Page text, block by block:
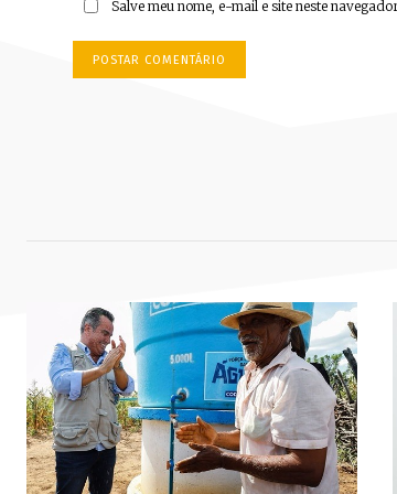
Salve meu nome, e-mail e site neste